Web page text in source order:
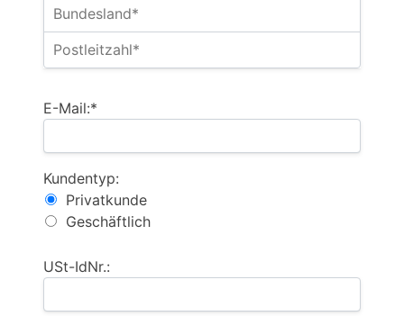
E-Mail:*
Kundentyp:
Privatkunde
Geschäftlich
USt-IdNr.: